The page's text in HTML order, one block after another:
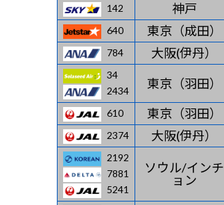
142 神戸
640 東京（成田）
784 大阪(伊丹）
34
2434
東京（羽田）
610 東京（羽田）
2374 大阪(伊丹）
2192
7881
5241
ソウル/インチ
ョン